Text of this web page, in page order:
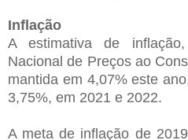
Inflação
A estimativa de
Nacional de Preços ao
mantida em 4,07% este
3,75%, em 2021 e 2022.
A meta de inflação de